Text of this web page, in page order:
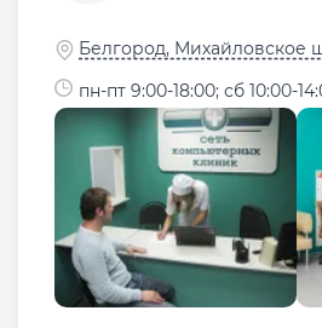
Белгород, Михайловское
пн-пт 9:00-18:00; сб 10:00-